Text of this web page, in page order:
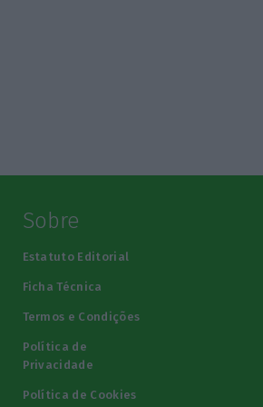
Sobre
Estatuto Editorial
Ficha Técnica
Termos e Condições
Política de
Privacidade
Política de Cookies